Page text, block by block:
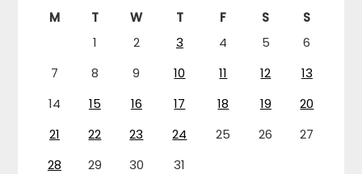
M T W T F S
S
1
2 3 4 5
6
7
8 9 10 11 12
13
14
15 16 17 18 19
20
21
22 23 24 25 26
27
28
29 30
31